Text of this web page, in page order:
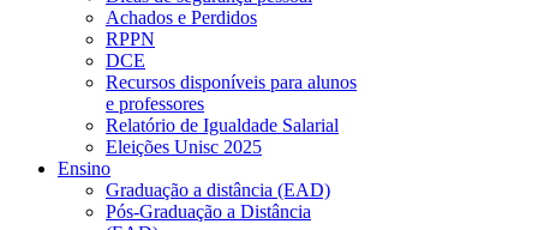
Achados e Perdidos
RPPN
DCE
Recursos disponíveis para alunos
e professores
Relatório de Igualdade Salarial
Eleições Unisc 2025
Ensino
Graduação a distância (EAD)
Pós-Graduação a Distância